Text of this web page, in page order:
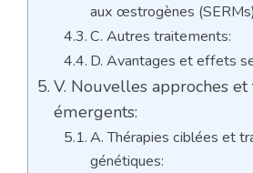
aux œstrogènes
C. Autres traitements:
D. Avantages et effets
V. Nouvelles approches
émergents:
A. Thérapies ciblées et
génétiques: